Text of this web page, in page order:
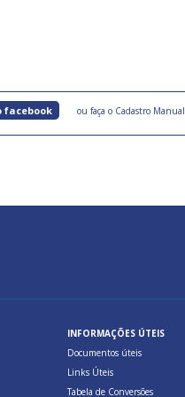
facebook ou faça o Cadastro Manual
INFORMAÇÕES ÚTEIS
Documentos úteis
Links Úteis
Tabela de Conversões